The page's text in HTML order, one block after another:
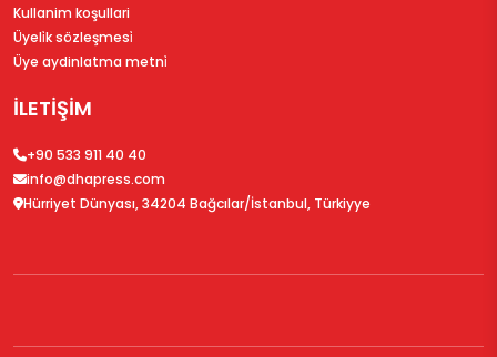
Kullanim koşullari
Üyeli̇k sözleşmesi̇
Üye aydinlatma metni̇
İLETİŞİM
+90 533 911 40 40
info@dhapress.com
Hürriyet Dünyası, 34204 Bağcılar/İstanbul, Türkiyye